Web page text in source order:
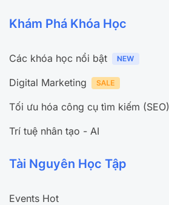
Khám Phá Khóa Học
Các khóa học nổi bật
Digital Marketing
Tối ưu hóa công cụ tìm kiếm (SEO)
Trí tuệ nhân tạo - AI
Tài Nguyên Học Tập
Events Hot